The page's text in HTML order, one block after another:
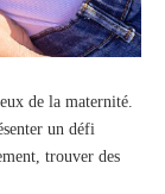
de la maternité.
un défi
trouver des